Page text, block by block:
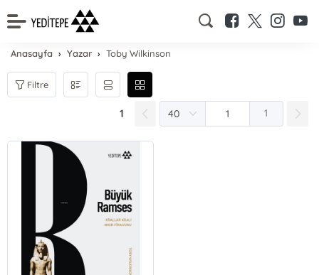
Anasayfa Yazar Toby Wilkinson
Filtre
1 1